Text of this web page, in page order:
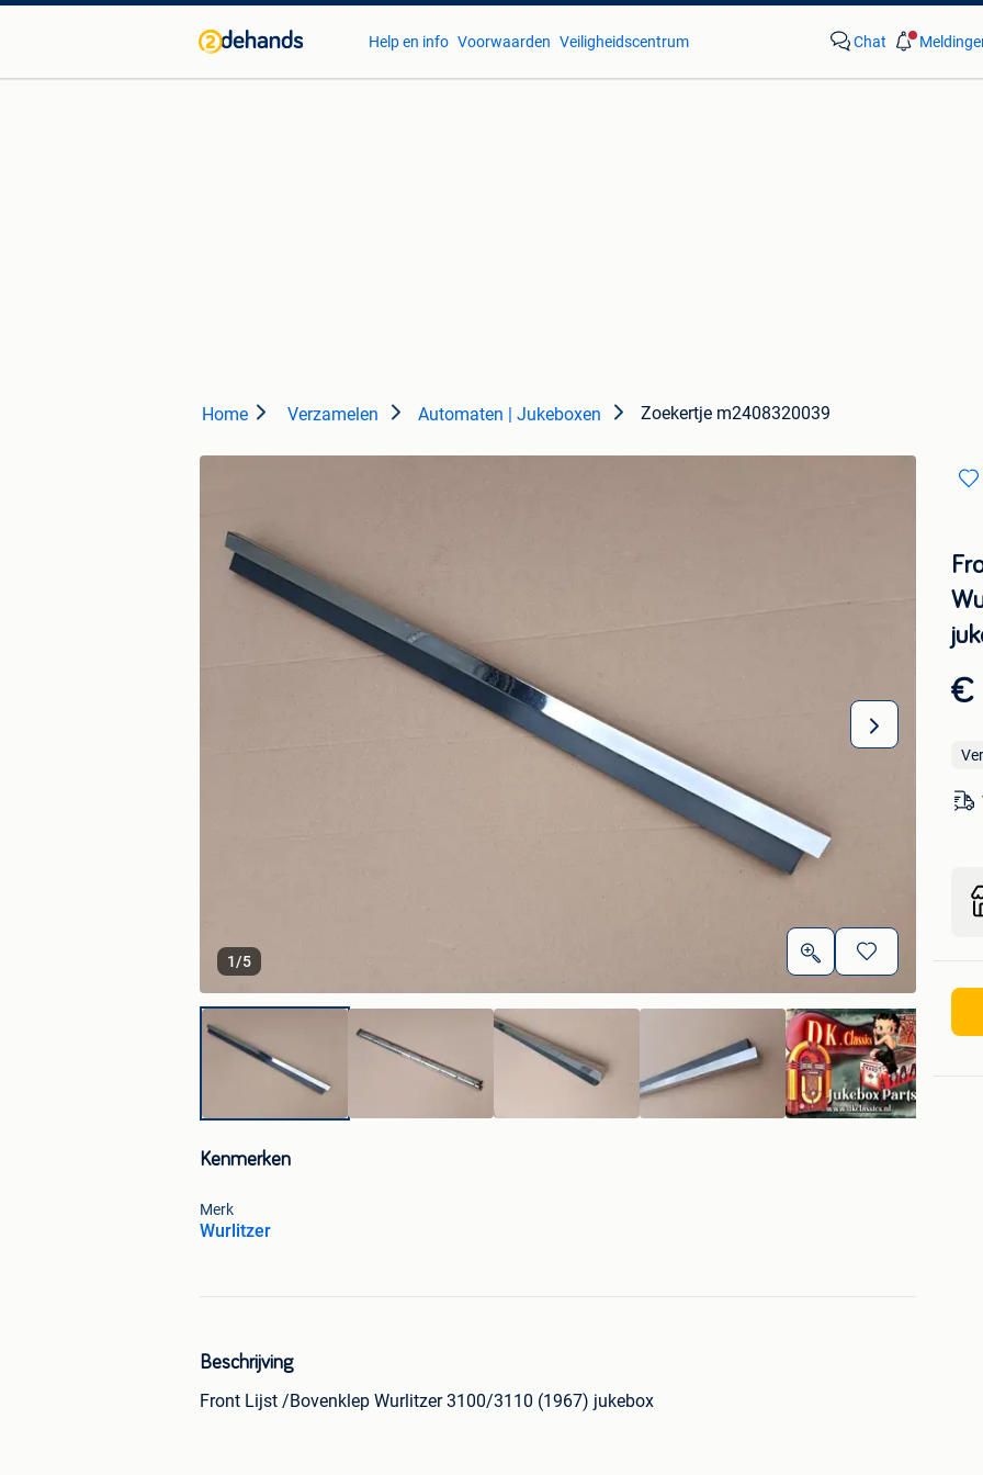
Help en info Voorwaarden Veiligheidscentrum Chat
Home Verzamelen Automaten | Jukeboxen Zoekertje m2408320039
1/5
Kenmerken
Merk
Wurlitzer
Beschrijving
Front Lijst /Bovenklep Wurlitzer 3100/3110 (1967) jukebox
€